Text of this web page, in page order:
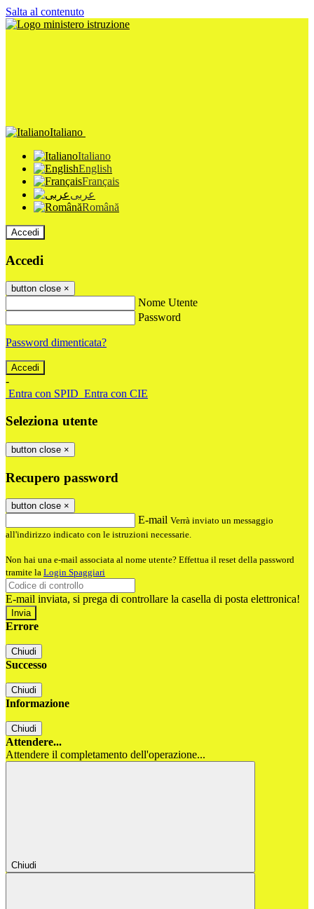
Salta al contenuto
Italiano
Italiano
English
Français
عربى
Română
Accedi
Accedi
button close ×
Nome Utente
Password
Password dimenticata?
-
Entra con SPID Entra con CIE
Seleziona utente
button close ×
Recupero password
button close ×
E-mail Verrà inviato un messaggio
all'indirizzo indicato con le istruzioni necessarie.
Non hai una e-mail associata al nome utente? Effettua il reset della password
tramite la Login Spaggiari
E-mail inviata, si prega di controllare la casella di posta elettronica!
Errore
Chiudi
Successo
Chiudi
Informazione
Chiudi
Attendere...
Attendere il completamento dell'operazione...
Chiudi